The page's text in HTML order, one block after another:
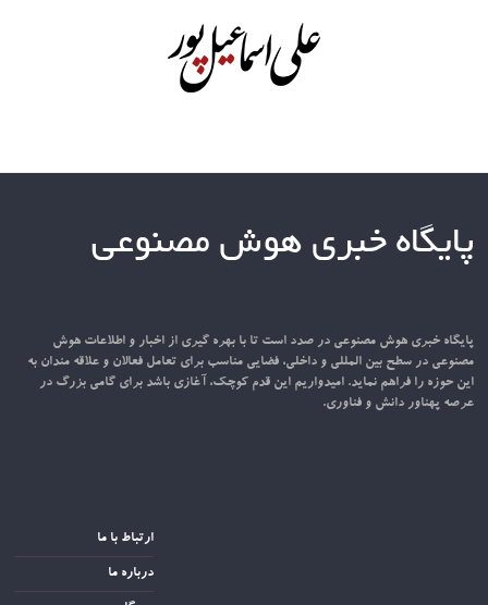
پایگاه خبری هوش مصنوعی
پایگاه خبری هوش مصنوعی در صدد است تا با بهره گیری از اخبار و اطلاعات هوش
مصنوعی در سطح بین المللی و داخلی، فضایی مناسب برای تعامل فعالان و علاقه مندان به
این حوزه را فراهم نماید. امیدواریم این قدم کوچک، آغازی باشد برای گامی بزرگ در
عرصه پهناور دانش و فناوری.
ارتباط با ما
درباره ما